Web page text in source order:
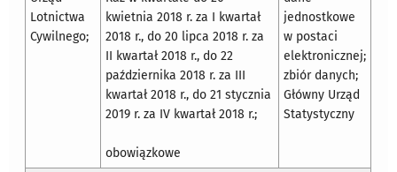
Lotnictwa
Cywilnego;
kwietnia 2018 r. za I kwartał
2018 r., do 20 lipca 2018 r. za
II kwartał 2018 r., do 22
października 2018 r. za III
kwartał 2018 r., do 21 stycznia
2019 r. za IV kwartał 2018 r.;
obowiązkowe
jednostkowe
w postaci
elektronicznej;
zbiór danych;
Główny Urząd
Statystyczny